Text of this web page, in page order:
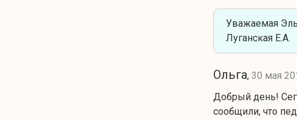
Уважаемая
Луганская Е.А.
Ольга, 30 мая
Добрый день!
сообщили, что